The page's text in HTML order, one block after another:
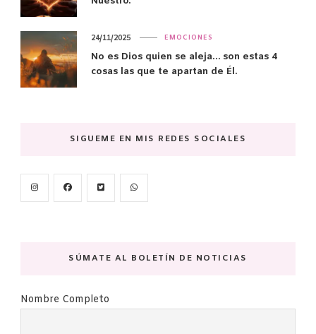
EMOCIONES
No es Dios quien se aleja… son estas 4
cosas las que te apartan de Él.
24/11/2025
SIGUEME EN MIS REDES SOCIALES
SÚMATE AL BOLETÍN DE NOTICIAS
Nombre Completo